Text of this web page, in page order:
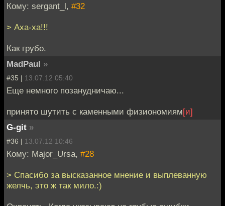
Кому: sergant_l, #32
> Аха-ха!!!
Как грубо.
MadPaul »
#35 | 13.07.12 05:40
Еще немного позанудничаю...
принято шутить с каменными физиономиям[и]
G-git »
#36 | 13.07.12 10:46
Кому: Major_Ursa, #28
> Спасибо за высказанное мнение и выплеванную
желчь, это ж так мило.:)